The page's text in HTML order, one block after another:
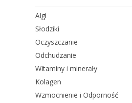
Algi
Słodziki
Oczyszczanie
Odchudzanie
Witaminy i minerały
Kolagen
Wzmocnienie i Odporność